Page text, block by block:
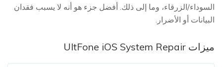
السوداء/الزرقاء، وما إلى ذلك. أفضل جزء هو أنه لا يسبب فقدان
البيانات أو الأضرار.
ميزات UltFone iOS System Repair